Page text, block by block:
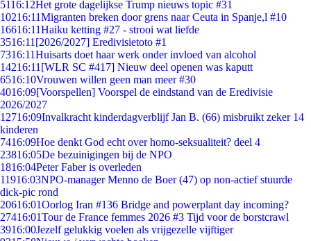
5116:12Het grote dagelijkse Trump nieuws topic #31
10216:11Migranten breken door grens naar Ceuta in Spanje,l #10
16616:11Haiku ketting #27 - strooi wat liefde
3516:11 [2026/2027] Eredivisietoto #1
7316:11Huisarts doet haar werk onder invloed van alcohol
14216:11 [WLR SC #417] Nieuw deel openen was kaputt
6516:10Vrouwen willen geen man meer #30
4016:09[Voorspellen] Voorspel de eindstand van de Eredivisie
2026/2027
12716:09Invalkracht kinderdagverblijf Jan B. (66) misbruikt zeker 14
kinderen
7416:09Hoe denkt God echt over homo-seksualiteit? deel 4
23816:05De bezuinigingen bij de NPO
1816:04Peter Faber is overleden
11916:03NPO-manager Menno de Boer (47) op non-actief stuurde
dick-pic rond
20616:01Oorlog Iran #136 Bridge and powerplant day incoming?
27416:01Tour de France femmes 2026 #3 Tijd voor de borstcrawl
3916:00Jezelf gelukkig voelen als vrijgezelle vijftiger